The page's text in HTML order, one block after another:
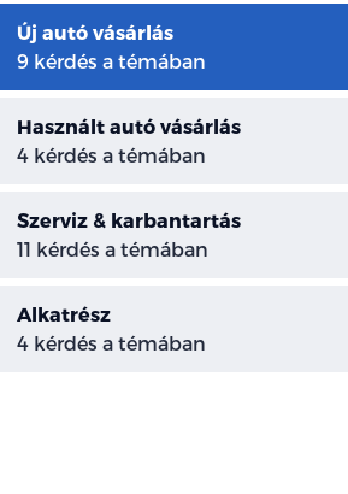
Új autó vásárlás
9 kérdés a témában
Használt autó vásárlás
4 kérdés a témában
Szerviz & karbantartás
11 kérdés a témában
Alkatrész
4 kérdés a témában